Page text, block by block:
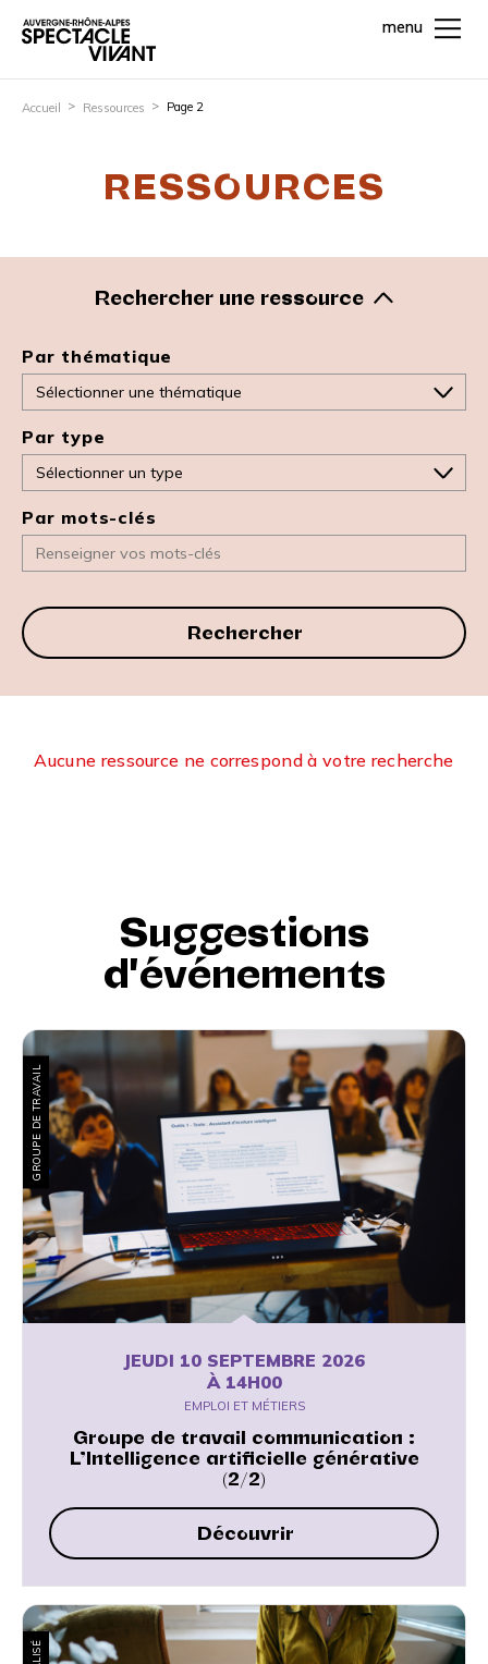
menu
Accueil Ressources Page 2
RESSOURCES
Rechercher une ressource
Par thématique
Par type
Par mots-clés
Rechercher
Aucune ressource ne correspond à votre recherche
Suggestions
d'événements
GROUPE DE TRAVAIL
JEUDI 10 SEPTEMBRE 2026
À 14H00
EMPLOI ET MÉTIERS
Groupe de travail communication :
L’Intelligence artificielle générative
(2/2)
Découvrir